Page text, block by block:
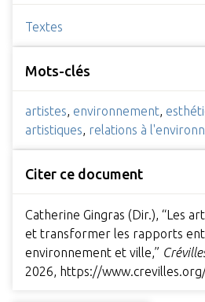
Textes
Mots-clés
artistes, environnement,
artistiques, relations à
Citer ce document
Catherine Gingras (Dir.), “Les
et transformer les rapports
environnement et ville,”
2026,
https://